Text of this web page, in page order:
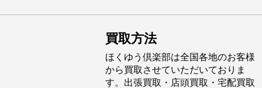
買取方法
ほくゆう倶楽部は全国各地のお客様
から買取させていただいておりま
す。出張買取・店頭買取・宅配買取